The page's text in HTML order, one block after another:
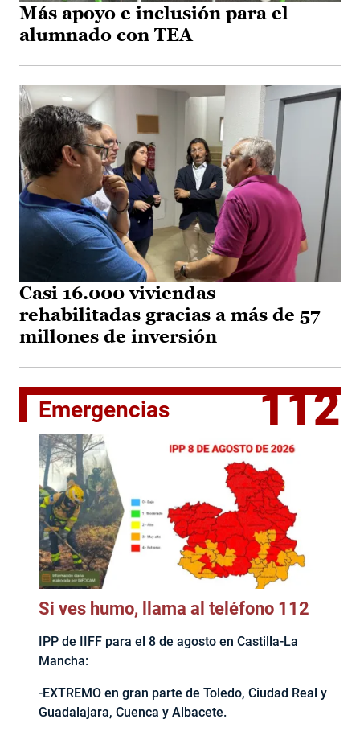
Más apoyo e inclusión para el
alumnado con TEA
Casi 16.000 viviendas
rehabilitadas gracias a más de 57
millones de inversión
Emergencias 112
Si ves humo, llama al teléfono 112
IPP de IIFF para el 8 de agosto en Castilla-La
Mancha:
-EXTREMO en gran parte de Toledo, Ciudad Real y
Guadalajara, Cuenca y Albacete.